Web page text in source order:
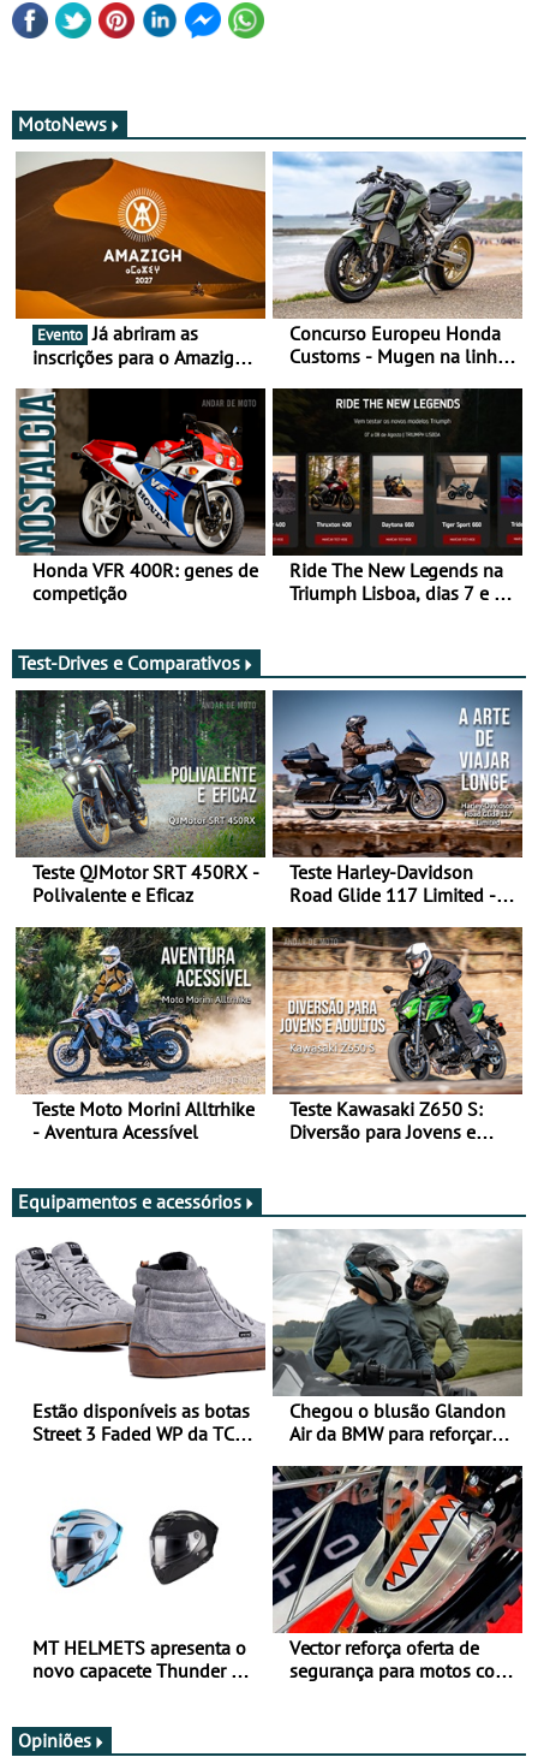
MotoNews
Evento Já abriram as
inscrições para o Amazigh
Marrocos, de 23 abril a 1
maio - The ultimate
experience in Morocco
Concurso Europeu Honda
Customs - Mugen na linha
ganhar
Honda VFR 400R: genes de
competição
Ride The New Legends na
Triumph Lisboa, dias 7 e 8
Test-Drives e Comparativos
Teste QJMotor SRT 450RX -
Polivalente e Eficaz
Teste Harley-Davidson
Road Glide 117 Limited - A
Teste Moto Morini Alltrhike
- Aventura Acessível
Teste Kawasaki Z650 S:
Diversão para Jovens e
Equipamentos e acessórios
Estão disponíveis as botas
Street 3 Faded WP da TCX
Chegou o blusão Glandon
Air da BMW para reforçar
verão
MT HELMETS apresenta o
novo capacete Thunder 4 R
Vector reforça oferta de
segurança para motos com
Opiniões